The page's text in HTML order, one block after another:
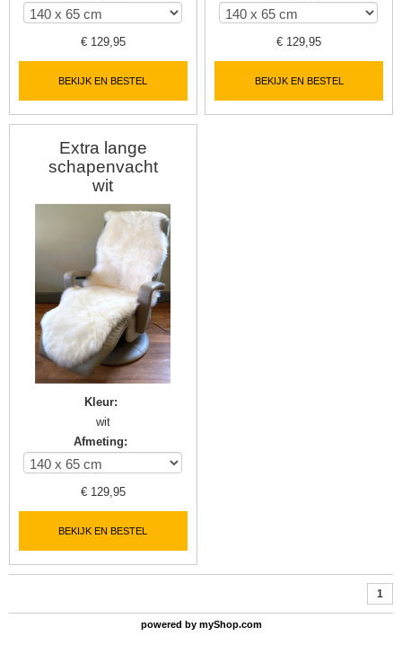
€ 129,95
BEKIJK EN BESTEL
€ 129,95
BEKIJK EN BESTEL
Extra lange
schapenvacht
wit
Kleur:
wit
Afmeting:
€ 129,95
BEKIJK EN BESTEL
1
powered by myShop.com